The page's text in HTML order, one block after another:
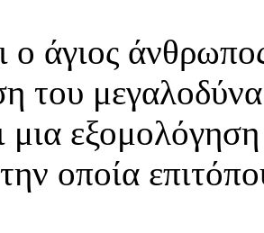
ο άγιος
του
μια
οποία